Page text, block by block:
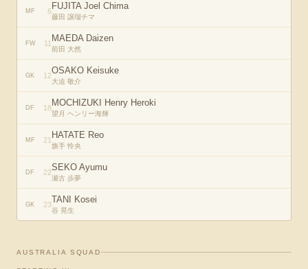
MF 6FUJITA Joel Chima
藤田 譲瑠チマ
FW 11 MAEDA Daizen
前田 大然
GK 12OSAKO Keisuke
大迫 敬介
DF 18MOCHIZUKI Henry Heroki
望月 ヘンリー海輝
MF 21 HATATE Reo
旗手 怜央
DF 22SEKO Ayumu
瀬古 歩夢
GK 23TANI Kosei
谷 晃生
AUSTRALIA SQUAD